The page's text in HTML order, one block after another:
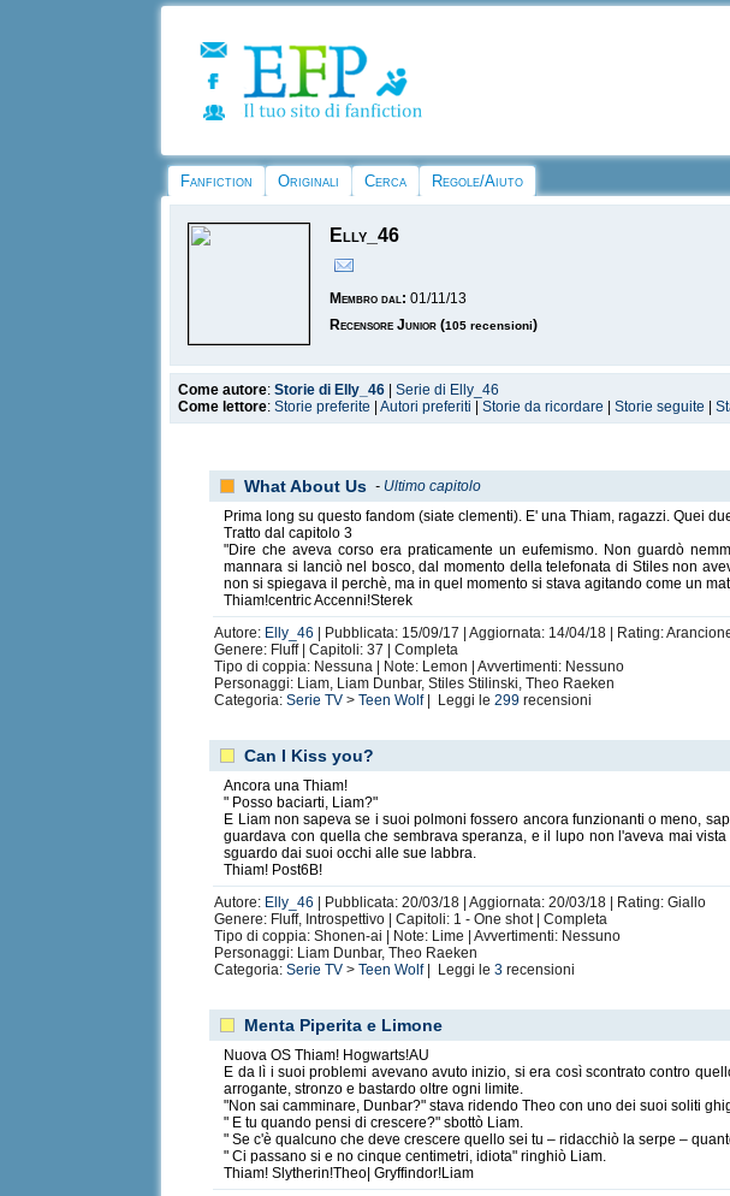
Fanfiction Originali Cerca Regole/Aiuto
Elly_46
Membro dal: 01/11/13
Recensore Junior (105 recensioni)
Come autore:Storie di Elly_46 |Serie di Elly_46
Come lettore:Storie preferite |Autori preferiti |Storie da ricordare |Storie seguite |
What About Us - Ultimo capitolo
Prima long su questo fandom (siate clementi). E' una Thiam, ragazzi. Quei
Tratto dal capitolo 3
"Dire che aveva corso era praticamente un eufemismo. Non guardò
mannara si lanciò nel bosco, dal momento della telefonata di Stiles non
non si spiegava il perchè, ma in quel momento si stava agitando come un
Thiam!centric Accenni!Sterek
Autore: Elly_46
| Pubblicata: 15/09/17 | Aggiornata: 14/04/18 | Rating:
Genere: Fluff | Capitoli: 37 | Completa
Tipo di coppia: Nessuna | Note: Lemon | Avvertimenti: Nessuno
Personaggi: Liam, Liam Dunbar, Stiles Stilinski, Theo Raeken
Categoria:Serie TV >Teen Wolf| Leggi le299 recensioni
Can I Kiss you?
Ancora una Thiam!
" Posso baciarti, Liam?"
E Liam non sapeva se i suoi polmoni fossero ancora funzionanti o meno,
guardava con quella che sembrava speranza, e il lupo non l'aveva mai
sguardo dai suoi occhi alle sue labbra.
Thiam! Post6B!
Autore: Elly_46
| Pubblicata: 20/03/18 | Aggiornata: 20/03/18 | Rating: Giallo
Genere: Fluff, Introspettivo | Capitoli: 1 - One shot | Completa
Tipo di coppia: Shonen-ai | Note: Lime | Avvertimenti: Nessuno
Personaggi: Liam Dunbar, Theo Raeken
Categoria:Serie TV >Teen Wolf| Leggi le3 recensioni
Menta Piperita e Limone
Nuova OS Thiam! Hogwarts!AU
E da lì i suoi problemi avevano avuto inizio, si era così scontrato contro
arrogante, stronzo e bastardo oltre ogni limite.
"Non sai camminare, Dunbar?" stava ridendo Theo con uno dei suoi soliti
" E tu quando pensi di crescere?" sbottò Liam.
" Se c'è qualcuno che deve crescere quello sei tu – ridacchiò la serpe –
" Ci passano si e no cinque centimetri, idiota" ringhiò Liam.
Thiam! Slytherin!Theo| Gryffindor!Liam